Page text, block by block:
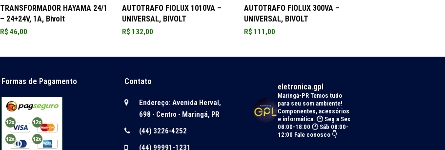
ADICIONAR AO CARRINHO
TRANSFORMADOR HAYAMA 24/1
– 24+24V, 1A, Bivolt
R$ 46,00
ADICIONAR AO CARRINHO
AUTOTRAFO FIOLUX 1010VA –
UNIVERSAL, BIVOLT
R$ 132,00
ADICIONAR AO CARRINHO
AUTOTRAFO FIOLUX 300VA –
UNIVERSAL, BIVOLT
R$ 111,00
Formas de Pagamento Contato
Endereço: Avenida Herval,
698 - Centro - Maringá, PR
(44) 3226-4252
(44) 99991-1231
eletronica.gpl
Maringá-PRTemos tudo
para seu som ambiente!
Componentes, acessórios
e informática. 🕑 Seg a Sex
08:00-18:00 🕐 Sáb 08:00-
12:00 Fale conosco 👇